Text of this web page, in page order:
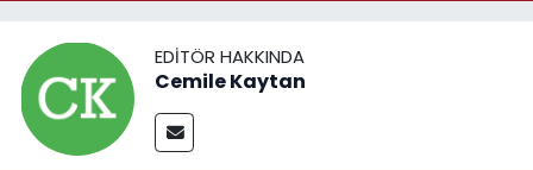
EDITÖR HAKKINDA
Cemile Kaytan